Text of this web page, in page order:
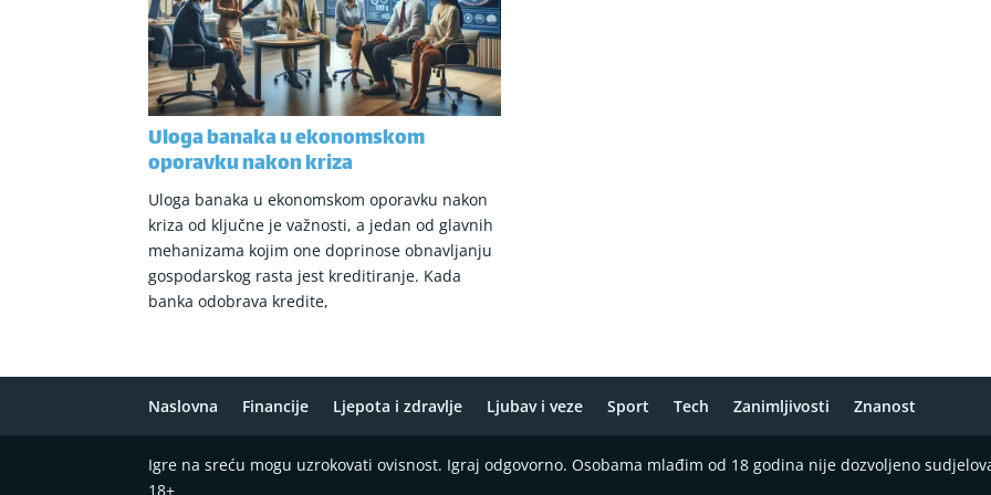
Uloga banaka u ekonomskom
oporavku nakon kriza
Uloga banaka u ekonomskom oporavku nakon
kriza od ključne je važnosti, a jedan od glavnih
mehanizama kojim one doprinose obnavljanju
gospodarskog rasta jest kreditiranje. Kada
banka odobrava kredite,
Naslovna Financije Ljepota i zdravlje Ljubav i veze Sport Tech Zanimljivosti Znanost
Igre na sreću mogu uzrokovati ovisnost. Igraj odgovorno. Osobama mlađim od 18 godina nije dozvoljeno
18+